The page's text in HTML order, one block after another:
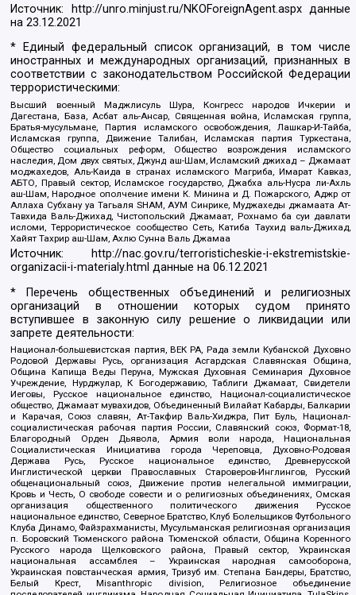
Источник: http://unro.minjust.ru/NKOForeignAgent.aspxданные
на23.12.2021
* Единый федеральный список организаций, в том числе
иностранных и международных организаций, признанных в
соответствии с законодательством Российской Федерации
террористическими:
Высший военный Маджлисуль Шура, Конгресс народов Ичкерии и
Дагестана, База, Асбат аль-Ансар, Священная война, Исламская группа,
Братья-мусульмане, Партия исламского освобождения, Лашкар-И-Тайба,
Исламская группа, Движение Талибан, Исламская партия Туркестана,
Общество социальных реформ, Общество возрождения исламского
наследия, Дом двух святых, Джунд аш-Шам, Исламский джихад – Джамаат
моджахедов, Аль-Каида в странах исламского Магриба, Имарат Кавказ,
АБТО, Правый сектор, Исламское государство, Джабха аль-Нусра ли-Ахль
аш-Шам, Народное ополчение имени К. Минина и Д. Пожарского, Аджр от
Аллаха Субхану уа Тагьаля SHAM, АУМ Синрике, Муджахеды джамаата Ат-
Тавхида Валь-Джихад, Чистопольский Джамаат, Рохнамо ба суи давлати
исломи, Террористическое сообщество Сеть, Катиба Таухид валь-Джихад,
Хайят Тахрир аш-Шам, Ахлю Сунна Валь Джамаа
Источник:
http://nac.gov.ru/terroristicheskie-i-ekstremistskie-
organizacii-i-materialy.html данные на06.12.2021
* Перечень общественных объединений и религиозных
организаций в отношении которых судом принято
вступившее в законную силу решение о ликвидации или
запрете деятельности:
Национал-большевистская партия, ВЕК РА, Рада земли Кубанской Духовно
Родовой Державы Русь, организация Асгардская Славянская Община,
Община Капища Веды Перуна, Мужская Духовная Семинария Духовное
Учреждение, Нурджулар, К Богодержавию, Таблиги Джамаат, Свидетели
Иеговы, Русское национальное единство, Национал-социалистическое
общество, Джамаат мувахидов, Объединенный Вилайат Кабарды, Балкарии
и Карачая, Союз славян, Ат-Такфир Валь-Хиджра, Пит Буль, Национал-
социалистическая рабочая партия России, Славянский союз, Формат-18,
Благородный Орден Дьявола, Армия воли народа, Национальная
Социалистическая Инициатива города Череповца, Духовно-Родовая
Держава Русь, Русское национальное единство, Древнерусской
Инглистической церкви Православных Староверов-Инглингов, Русский
общенациональный союз, Движение против нелегальной иммиграции,
Кровь и Честь, О свободе совести и о религиозных объединениях, Омская
организация общественного политического движения Русское
национальное единство, Северное Братство, Клуб Болельщиков Футбольного
Клуба Динамо, Файзрахманисты, Мусульманская религиозная организация
п. Боровский Тюменского района Тюменской области, Община Коренного
Русского народа Щелковского района, Правый сектор, Украинская
национальная ассамблея – Украинская народная самооборона,
Украинская повстанческая армия, Тризуб им. Степана Бандеры, Братство,
Белый Крест, Misanthropic division, Религиозное объединение